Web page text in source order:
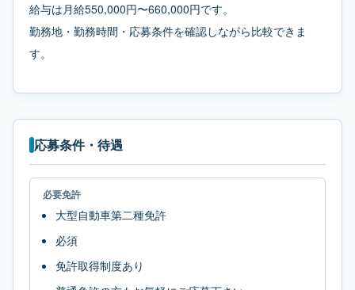
給与は月給550,000円〜660,000円です。
勤務地・勤務時間・応募条件を確認しながら比較できま
す。
応募条件・待遇
必要免許
大型自動車第二種免許
必須
免許取得制度あり